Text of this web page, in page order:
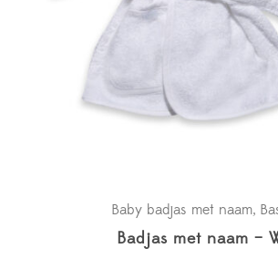
Baby badjas met naam,
Badjas met naam –